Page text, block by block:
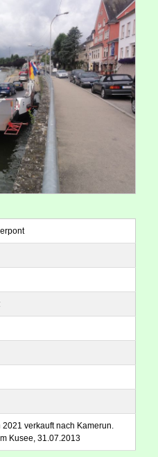
2021 verkauft nach Kamerun.
Kusee, 31.07.2013